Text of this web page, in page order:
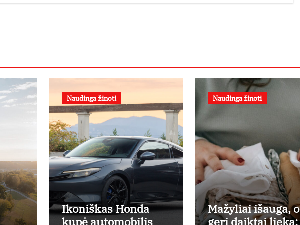
Naudinga žinoti
Ikoniškas Honda
kupė automobilis
Naudinga žinoti
Mažyliai išauga, o
geri daiktai lieka: